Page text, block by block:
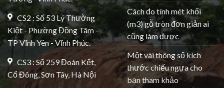
CS2 : Số 53 Lý Thường
Kiệt - Phường Đồng Tâm -
TP Vĩnh Yên - Vĩnh Phúc.
CS3 : Số 259 Đoàn Kết,
Cổ Đông, Sơn Tây, Hà Nội
Cách đo tính mét khối
(m3) gỗ tròn đơn giản ai
cũng làm được
Một vài thông số kích
thước chiếu ngựa cho
bạn tham khảo